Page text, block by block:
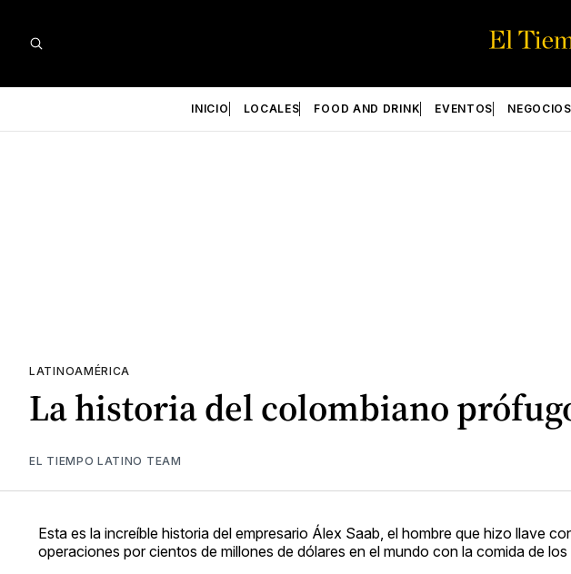
INICIO LOCALES FOOD AND DRINK EVENTOS NEGOCIOS
LATINOAMÉRICA
La historia del colombiano
EL TIEMPO LATINO TEAM
Esta es la increíble historia del empresario Álex Saab, el hombre que hizo llave
operaciones por cientos de millones de dólares en el mundo con la comida de